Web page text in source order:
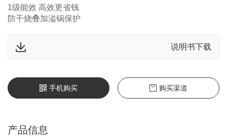
1级能效 高效更省钱
防干烧叠加溢锅保护
说明书下载
手机购买 购买渠道
产品信息